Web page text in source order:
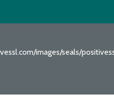
images/seals/